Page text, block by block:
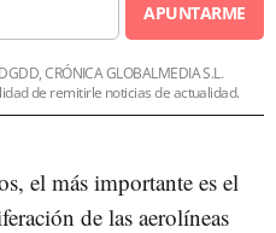
APUNTARME
CRÓNICA GLOBALMEDIA S.L.
de remitirle noticias de actualidad.
el más importante es el
de las aerolíneas